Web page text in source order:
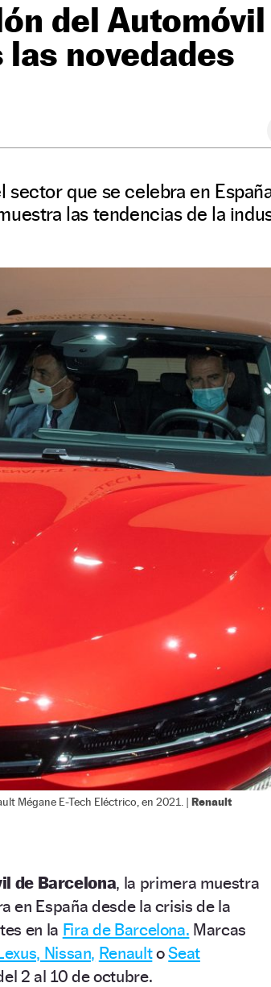
del
novedades
que se celebra en
las tendencias de la
Mégane E-Tech Eléctrico, en 2021. | Renault
de Barcelona, la primera muestra
en España desde la crisis de la
en la Fira de Barcelona. Marcas
Nissan, RenaultoSeat
2 al 10 de octubre.